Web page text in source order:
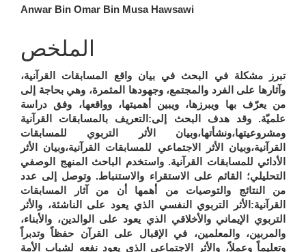
محتوى
المقالة
الرئيسي
Anwar Bin Omar Bin Musa Hawsawi
الملخص
تبرز مشكلة في البحث في بيان واقع المسابقات القرآنية،
وآثارها على الفرد والمجتمع، وجهودها المثمرة، وهي بحاجة إلى
من يعرّف بها ويبرزها، ويبين أهميتها، وواقعها، وفق دراسة
علميّة. وقد هدف البحث إلى:التعريف بالمسابقات القرآنية
ومشروعيتها،ونشأتها،وبيان الأثر التربوي للمسابقات
القرآنية،وبيان الأثر الاجتماعي للمسابقات القرآنية،وبيان الأثر
الأدائي للمسابقات القرآنية. واستخدم الباحث المنهج الوصفي
التحليلي؛ القائم على الاستقراء والاستنباط. وتوصل إلى عدد
من النتائج والتوصيات من أهمها أن من آثار المسابقات
القرآنية:الأثر التربوي النفسي الذي يعود على الناشئة، والأثر
التربوي الإيماني والأخلاقي الذي يعود على الوالدين، والأبناء،
والمربين، والمعلمين، في الإقبال على القرآن حفظاً وتدبراً
وتعليماً وعملاً، والأثر الاجتماعي الذي يعود نفعه لشباب الأمة